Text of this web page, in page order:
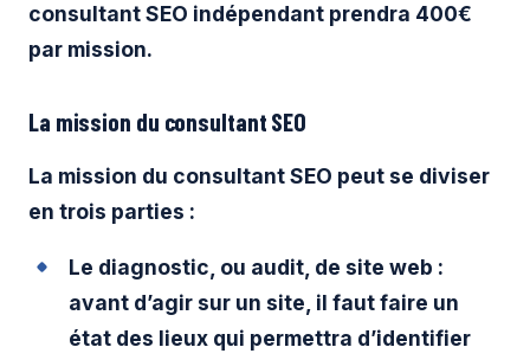
consultant SEO indépendant prendra 400€
par mission.
La mission du consultant SEO
La mission du consultant SEO peut se diviser
en trois parties :
Le diagnostic, ou audit, de site web :
avant d’agir sur un site, il faut faire un
état des lieux qui permettra d’identifier